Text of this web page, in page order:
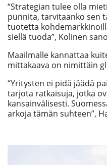
“Strategian tulee olla
punnita, tarvitaanko sen
tuotetta
siellä tuoda”, Kolinen
Maailmalle kannattaa
mittakaava on nimittäin
“Yritysten ei pidä jäädä
tarjota ratkaisuja, jotka
kansainvälisesti.
arkoja tämän suhteen”,